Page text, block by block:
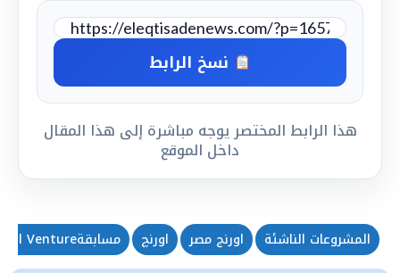
نسخ الرابط
هذا الرابط المختصر يوجه مباشرة إلى هذا المقال
داخل الموقع
المشروعات الناشئة اورنج مصر اورنچ مسابقةOrange Social Venture